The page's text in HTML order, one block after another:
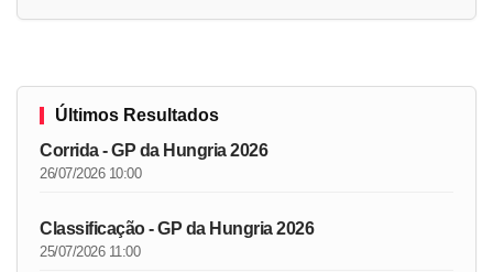
Últimos Resultados
Corrida - GP da Hungria 2026
26/07/2026 10:00
Classificação - GP da Hungria 2026
25/07/2026 11:00